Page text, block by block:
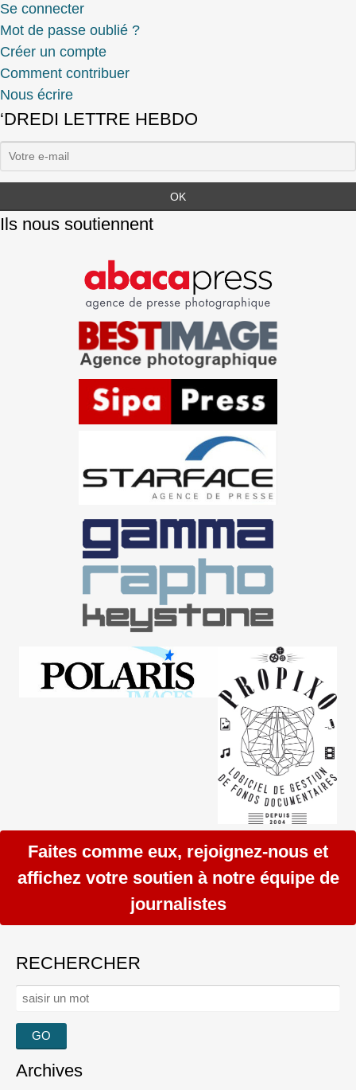
Se connecter
Mot de passe oublié ?
Créer un compte
Comment contribuer
Nous écrire
‘DREDI LETTRE HEBDO
Ils nous soutiennent
Faites comme eux, rejoignez-nous et
affichez votre soutien à notre équipe de
journalistes
RECHERCHER
Rechercher :
Archives